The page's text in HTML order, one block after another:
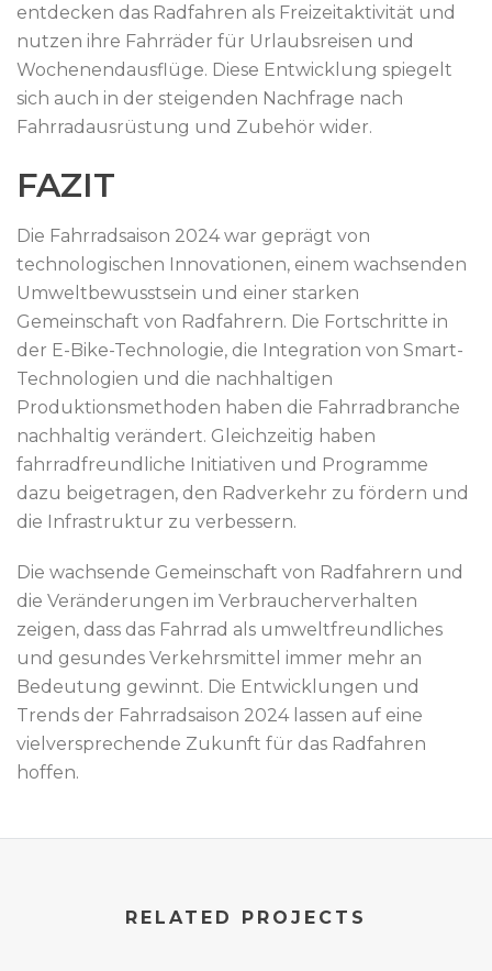
entdecken das Radfahren als Freizeitaktivität und
nutzen ihre Fahrräder für Urlaubsreisen und
Wochenendausflüge. Diese Entwicklung spiegelt
sich auch in der steigenden Nachfrage nach
Fahrradausrüstung und Zubehör wider.
FAZIT
Die Fahrradsaison 2024 war geprägt von
technologischen Innovationen, einem wachsenden
Umweltbewusstsein und einer starken
Gemeinschaft von Radfahrern. Die Fortschritte in
der E-Bike-Technologie, die Integration von Smart-
Technologien und die nachhaltigen
Produktionsmethoden haben die Fahrradbranche
nachhaltig verändert. Gleichzeitig haben
fahrradfreundliche Initiativen und Programme
dazu beigetragen, den Radverkehr zu fördern und
die Infrastruktur zu verbessern.
Die wachsende Gemeinschaft von Radfahrern und
die Veränderungen im Verbraucherverhalten
zeigen, dass das Fahrrad als umweltfreundliches
und gesundes Verkehrsmittel immer mehr an
Bedeutung gewinnt. Die Entwicklungen und
Trends der Fahrradsaison 2024 lassen auf eine
vielversprechende Zukunft für das Radfahren
hoffen.
RELATED PROJECTS